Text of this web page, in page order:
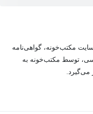
مکتب‌خونه، گواهی‌نامه
توسط مکتب‌خونه به
می‌گیرد.